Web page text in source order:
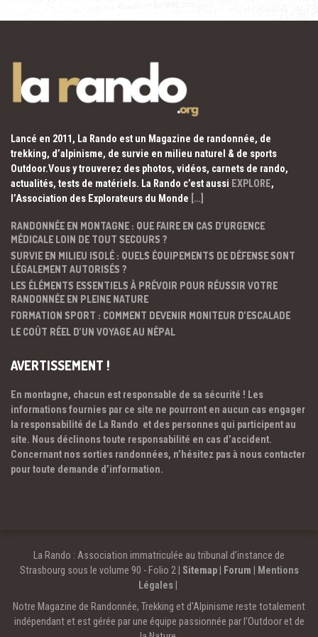
Lancé en 2011, La Rando est un Magazine de randonnée, de
trekking, d’alpinisme, de survie en milieu naturel & de sports
Outdoor.Vous y trouverez des photos, vidéos, carnets de rando,
actualités, tests de matériels. La Rando c’est aussi EXPLORE,
l’Association des Explorateurs du Monde […]
RANDONNÉE EN MONTAGNE : QUE FAIRE EN CAS D’URGENCE
MÉDICALE LOIN DE TOUT SECOURS ?
SURVIE EN MILIEU ISOLÉ : QUELS ÉQUIPEMENTS DE DÉFENSE SONT
LÉGALEMENT AUTORISÉS ?
LES ÉLÉMENTS ESSENTIELS À PRÉVOIR POUR RÉUSSIR VOTRE
RANDONNÉE EN PLEINE NATURE
FORMATION SPORT : COMMENT DEVENIR MONITEUR D’ESCALADE
LE COÛT RÉEL D’UN VOYAGE AU NÉPAL
AVERTISSEMENT !
En montagne, chacun est responsable de sa sécurité ! Les
informations fournies par ce site ne pourront en aucun cas engager
la responsabilité de La Rando et des personnes qui participent au
site. Nous déclinons toute responsabilité en cas d’accident.
Concernant nos sorties randonnées, n’hésitez pas à nous contacter
pour toute demande d’information.
La Rando : Association immatriculée au tribunal d’instance de
Strasbourg sous le volume 90 - Folio 2 | Sitemap| Forum
Mentions
Légales
Notre Magazine de Randonnée, Trekking et d'Alpinisme reste totalement
indépendant et est gérée par une équipe passionnée par l’Outdoor et de